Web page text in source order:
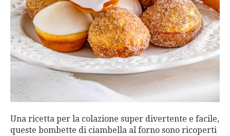
Una ricetta per la colazione super divertente e facile,
queste bombette di ciambella al forno sono ricoperti